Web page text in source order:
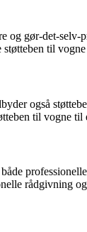
gør-det-
til
også
til vogne til
rådgivning